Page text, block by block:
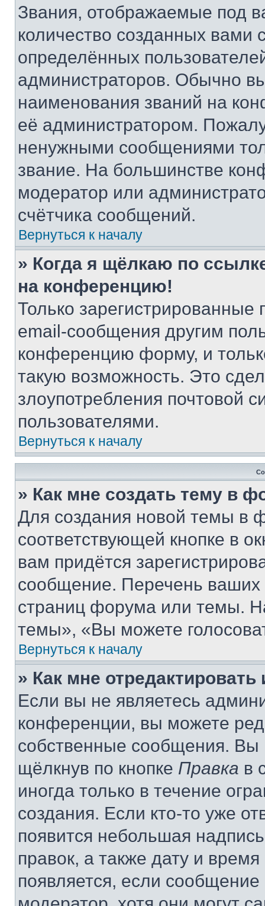
Звания, отображаемые под
количество созданных
определённых
администраторов. Обычно
наименования званий на
её администратором.
ненужными сообщениями
звание. На большинстве
модератор или
счётчика сообщений.
Вернуться к началу
» Когда я щёлкаю по
на конференцию!
Только зарегистрированные
email-сообщения другим
конференцию форму, и
такую возможность. Это
злоупотребления почтовой
пользователями.
Вернуться к началу
» Как мне создать тему в
Для создания новой темы в
соответствующей кнопке в
вам придётся
сообщение. Перечень ваших
страниц форума или темы.
темы», «Вы можете
Вернуться к началу
» Как мне
Если вы не являетесь
конференции, вы можете
собственные сообщения. Вы
щёлкнув по кнопке Правка в
иногда только в течение
создания. Если кто-то уже
появится небольшая
правок, а также дату и
появляется, если